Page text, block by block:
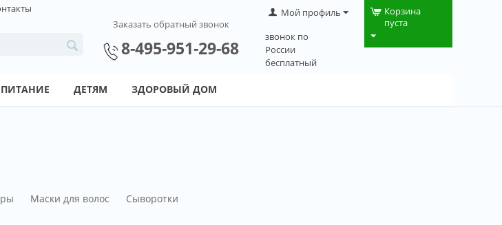
Заказать обратный звонок
8-495-951-29-68
Мой профиль
звонок по
России
бесплатный
Корзина
пуста
ДЕТЯМ ЗДОРОВЫЙ ДОМ
Маски для волос Сыворотки